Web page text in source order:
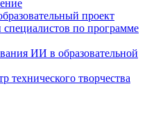
проект
по программе
ИИ в образовательной
технического творчества